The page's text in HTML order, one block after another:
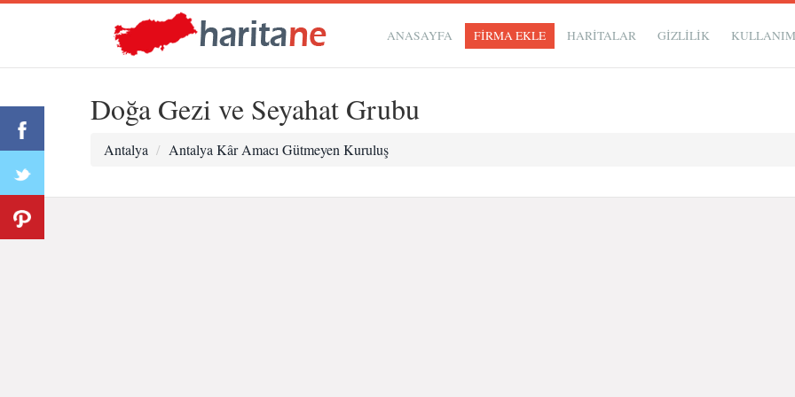
ANASAYFA FİRMA EKLE HARİTALAR GIZLILIK
Doğa Gezi ve Seyahat Grubu
Antalya Antalya Kâr Amacı Gütmeyen Kuruluş